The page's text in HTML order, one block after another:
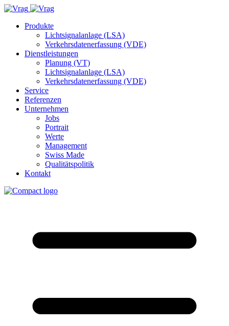
Produkte
Lichtsignalanlage (LSA)
Verkehrsdatenerfassung (VDE)
Dienstleistungen
Planung (VT)
Lichtsignalanlage (LSA)
Verkehrsdatenerfassung (VDE)
Service
Referenzen
Unternehmen
Jobs
Portrait
Werte
Management
Swiss Made
Qualitätspolitik
Kontakt